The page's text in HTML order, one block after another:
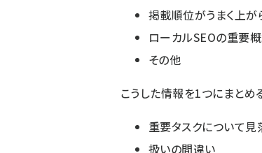
掲載順位がうまく上
ローカルSEOの重要
その他
こうした情報を1つにまとめ
重要タスクについて見
扱いの間違い